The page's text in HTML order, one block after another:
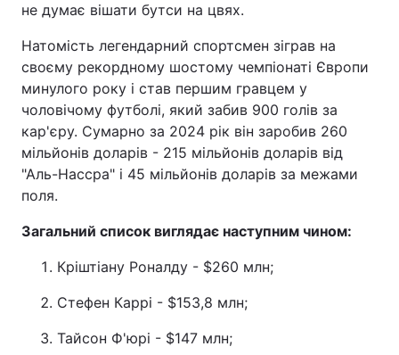
не думає вішати бутси на цвях.
Натомість легендарний спортсмен зіграв на
своєму рекордному шостому чемпіонаті Європи
минулого року і став першим гравцем у
чоловічому футболі, який забив 900 голів за
кар'єру. Сумарно за 2024 рік він заробив 260
мільйонів доларів - 215 мільйонів доларів від
"Аль-Нассра" і 45 мільйонів доларів за межами
поля.
Загальний список виглядає наступним чином:
Кріштіану Роналду - $260 млн;
Стефен Каррі - $153,8 млн;
Тайсон Ф'юрі - $147 млн;